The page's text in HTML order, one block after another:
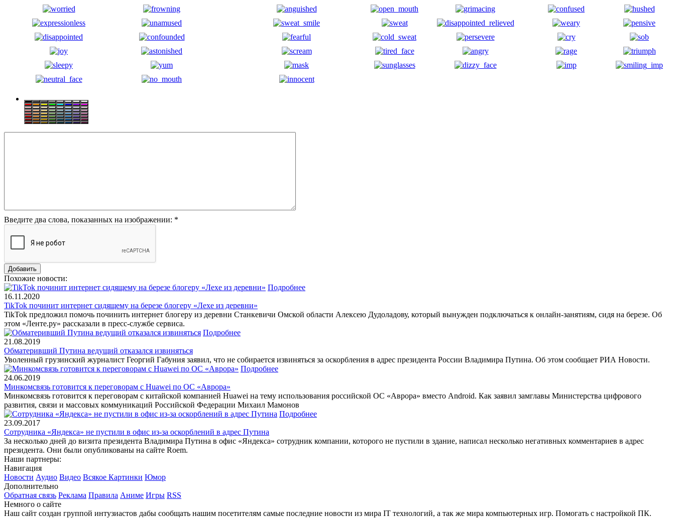
Введите два слова, показанных на изображении: *
Похожие новости:
Подробнее
16.11.2020
TikTok починит интернет сидящему на березе блогеру «Лехе из деревни»
TikTok предложил помочь починить интернет блогеру из деревни Станкевичи Омской области Алексею Дудоладову, который вынужден подключаться к онлайн-занятиям, сидя на березе. Об
этом «Ленте.ру» рассказали в пресс-службе сервиса.
Подробнее
21.08.2019
Обматеривший Путина ведущий отказался извиняться
Уволенный грузинский журналист Георгий Габуния заявил, что не собирается извиняться за оскорбления в адрес президента России Владимира Путина. Об этом сообщает РИА Новости.
Подробнее
24.06.2019
Минкомсвязь готовится к переговорам с Huawei по ОС «Аврора»
Минкомсвязь готовится к переговорам с китайской компанией Huawei на тему использования российской ОС «Аврора» вместо Android. Как заявил замглавы Министерства цифрового
развития, связи и массовых коммуникаций Российской Федерации Михаил Мамонов
Подробнее
23.09.2017
Сотрудника «Яндекса» не пустили в офис из-за оскорблений в адрес Путина
За несколько дней до визита президента Владимира Путина в офис «Яндекса» сотрудник компании, которого не пустили в здание, написал несколько негативных комментариев в адрес
президента. Они были опубликованы на сайте Roem.
Наши партнеры:
Навигация
Новости Аудио Видео Всякое Картинки Юмор
Дополнительно
Обратная связь Реклама Правила Аниме Игры RSS
Немного о сайте
Наш сайт создан группой интузиастов дабы сообщать нашим посетителям самые последние новости из мира IT технологий, а так же мира компьютерных игр. Помогать с настройкой ПК.